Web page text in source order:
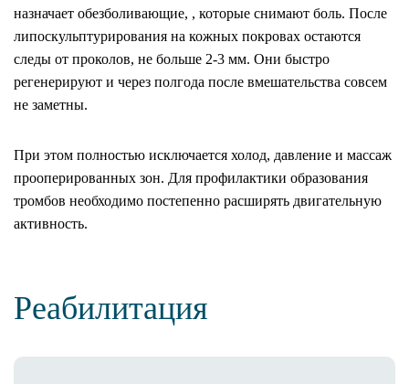
назначает обезболивающие, , которые снимают боль. После
липоскульптурирования на кожных покровах остаются
следы от проколов, не больше 2-3 мм. Они быстро
регенерируют и через полгода после вмешательства совсем
не заметны.
При этом полностью исключается холод, давление и массаж
прооперированных зон. Для профилактики образования
тромбов необходимо постепенно расширять двигательную
активность.
Реабилитация